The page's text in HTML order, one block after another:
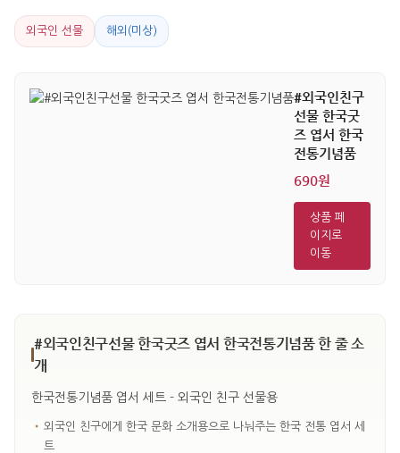
외국인 선물 해외(미상)
#외국인친구
선물 한국굿
즈 엽서 한국
전통기념품
690원
상품 페
이지로
이동
#외국인친구선물 한국굿즈 엽서 한국전통기념품 한 줄 소
개
한국전통기념품 엽서 세트 - 외국인 친구 선물용
• 외국인 친구에게 한국 문화 소개용으로 나눠주는 한국 전통 엽서 세
트